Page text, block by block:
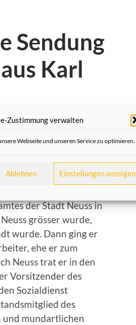
Zustimmung verwalten
Webseite und unseren Service zu optimieren.
Ablehnen Einstellungen anzeigen
Sendung
Karl
Geburtstag begehen.
seinem Freund Heinz
der Stadt Neuss in
grösser wurde,
wurde. Dann ging er
ehe er zum
Neuss trat er in den
Vorsitzender des
Sozialdienst
des
und mundartlichen